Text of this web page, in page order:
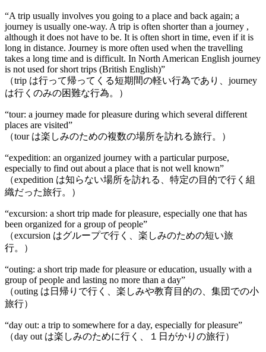
“A trip usually involves you going to a place and back again; a
journey is usually one-way. A trip is often shorter than a journey ,
although it does not have to be. It is often short in time, even if it is
long in distance. Journey is more often used when the travelling
takes a long time and is difficult. In North American English journey
is not used for short trips (British English)”
（trip は行って帰ってくる短期間の軽い行為であり、journey
は行くのみの困難な行為。）
“tour: a journey made for pleasure during which several different
places are visited”
（tour は楽しみのための複数の場所を訪れる旅行。）
“expedition: an organized journey with a particular purpose,
especially to find out about a place that is not well known”
（expedition は知らない場所を訪れる、特定の目的で行く組
織だった旅行。）
“excursion: a short trip made for pleasure, especially one that has
been organized for a group of people”
（excursion はグループで行く、楽しみのための短い旅
行。）
“outing: a short trip made for pleasure or education, usually with a
group of people and lasting no more than a day”
（outing は日帰りで行く、楽しみや教育目的の、集団での小
旅行）
“day out: a trip to somewhere for a day, especially for pleasure”
（day out は楽しみのために行く、１日がかりの旅行）